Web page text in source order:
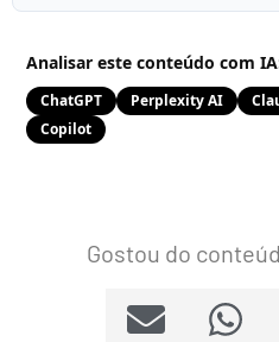
Analisar este conteúdo com
ChatGPT Perplexity AI
Copilot
Gostou do